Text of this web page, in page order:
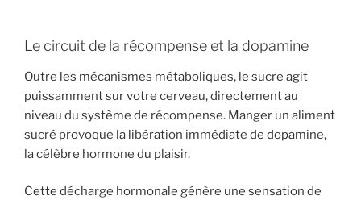
Le circuit de la récompense et la dopamine
Outre les mécanismes métaboliques, le sucre agit
puissamment sur votre cerveau, directement au
niveau du système de récompense. Manger un aliment
sucré provoque la libération immédiate de dopamine,
la célèbre hormone du plaisir.
Cette décharge hormonale génère une sensation de